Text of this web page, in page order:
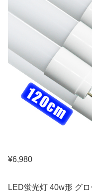
¥6,980
LED蛍光灯 40w形 グ